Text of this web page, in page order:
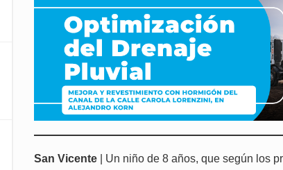
San Vicente | Un niño de 8 años, que según los